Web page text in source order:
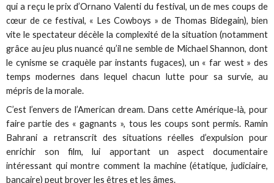
qui a reçu le prix d’Ornano Valenti du festival, un de mes coups de
cœur de ce festival, « Les Cowboys » de Thomas Bidegain), bien
vite le spectateur décèle la complexité de la situation (notamment
grâce au jeu plus nuancé qu’il ne semble de Michael Shannon, dont
le cynisme se craquèle par instants fugaces), un « far west » des
temps modernes dans lequel chacun lutte pour sa survie, au
mépris de la morale.
C’est l’envers de l’American dream. Dans cette Amérique-là, pour
faire partie des « gagnants », tous les coups sont permis. Ramin
Bahrani a retranscrit des situations réelles d’expulsion pour
enrichir son film, lui apportant un aspect documentaire
intéressant qui montre comment la machine (étatique, judiciaire,
bancaire) peut broyer les êtres et les âmes.